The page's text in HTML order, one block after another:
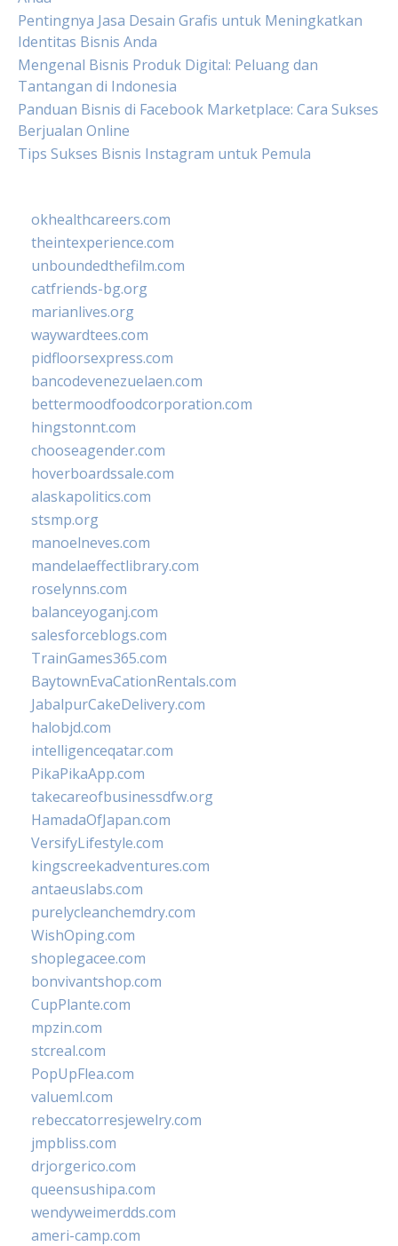
Pentingnya Jasa Desain Grafis untuk Meningkatkan
Identitas Bisnis Anda
Mengenal Bisnis Produk Digital: Peluang dan
Tantangan di Indonesia
Panduan Bisnis di Facebook Marketplace: Cara Sukses
Berjualan Online
Tips Sukses Bisnis Instagram untuk Pemula
okhealthcareers.com
theintexperience.com
unboundedthefilm.com
catfriends-bg.org
marianlives.org
waywardtees.com
pidfloorsexpress.com
bancodevenezuelaen.com
bettermoodfoodcorporation.com
hingstonnt.com
chooseagender.com
hoverboardssale.com
alaskapolitics.com
stsmp.org
manoelneves.com
mandelaeffectlibrary.com
roselynns.com
balanceyoganj.com
salesforceblogs.com
TrainGames365.com
BaytownEvaCationRentals.com
JabalpurCakeDelivery.com
halobjd.com
intelligenceqatar.com
PikaPikaApp.com
takecareofbusinessdfw.org
HamadaOfJapan.com
VersifyLifestyle.com
kingscreekadventures.com
antaeuslabs.com
purelycleanchemdry.com
WishOping.com
shoplegacee.com
bonvivantshop.com
CupPlante.com
mpzin.com
stcreal.com
PopUpFlea.com
valueml.com
rebeccatorresjewelry.com
jmpbliss.com
drjorgerico.com
queensushipa.com
wendyweimerdds.com
ameri-camp.com